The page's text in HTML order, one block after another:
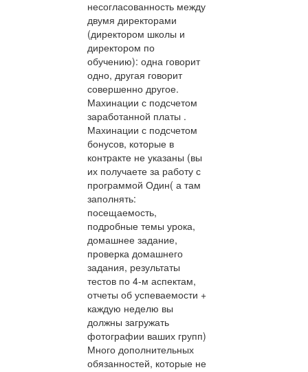
несогласованность между
двумя директорами
(директором школы и
директором по
обучению): одна говорит
одно, другая говорит
совершенно другое.
Махинации с подсчетом
заработанной платы .
Махинации с подсчетом
бонусов, которые в
контракте не указаны (вы
их получаете за работу с
программой Один( а там
заполнять:
посещаемость,
подробные темы урока,
домашнее задание,
проверка домашнего
задания, результаты
тестов по 4-м аспектам,
отчеты об успеваемости +
каждую неделю вы
должны загружать
фотографии ваших групп)
Много дополнительных
обязанностей, которые не